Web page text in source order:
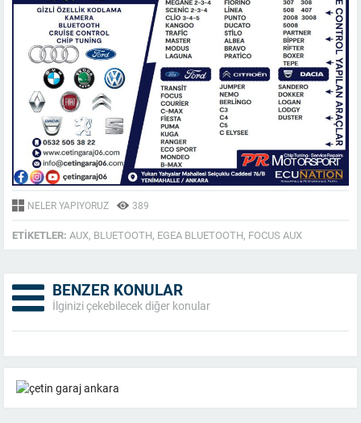
NELER YAPIYORUZ 389
ETIKETLER: AUX, BLUETOOTH, EGEA BLUETOOTH, FOCUS AUX
BENZER KONULAR
İlginizi çekebilecek diğer konular